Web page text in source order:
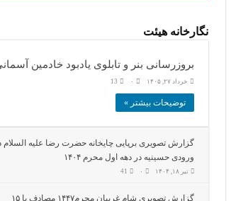
نگارخانه هیئت
بروزرسانی بنر و تابلوی یادبود خادمین
خرداد ۲۷, ۱۴۰۵ ۰ 13
توضیحات بیشتر »
گزارش تصویری برپایی چایخانه حضرت رضا علیه السلام
ورودی حسینیه در دهه اول محرم ۱۴۰۴
تیر ۱۸, ۱۴۰۴ ۰ 41
گزارش تصویری شام غریبان محرم۱۴۴۷ مصادف با ۱۵